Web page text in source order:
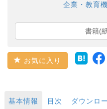
企業・教育
書籍(
お気に入り
基本情報 目次 ダウンロ